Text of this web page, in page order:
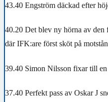
43.40 Engström däckad efter
40.20 Det blev ny hörna av
där IFK:are först sköt på
39.40 Simon Nilsson fixar till en
37.40 Perfekt pass av Oskar J